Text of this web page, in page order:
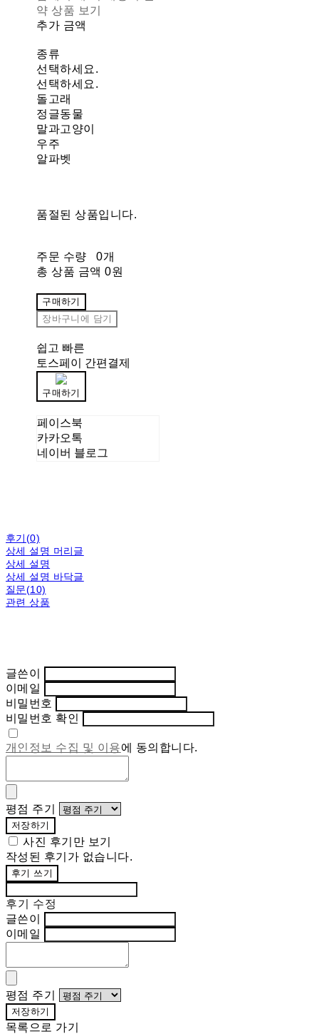
약 상품 보기
추가 금액
종류
선택하세요.
선택하세요.
돌고래
정글동물
말과고양이
우주
알파벳
품절된 상품입니다.
주문 수량
0개
총 상품 금액 0원
구매하기
장바구니에 담기
쉽고 빠른
토스페이 간편결제
구매하기
페이스북
카카오톡
네이버 블로그
후기(0)
상세 설명 머리글
상세 설명
상세 설명 바닥글
질문(10)
관련 상품
글쓴이
이메일
비밀번호
비밀번호 확인
개인정보 수집 및 이용에 동의합니다.
평점 주기
저장하기
사진 후기만 보기
작성된 후기가 없습니다.
후기 쓰기
후기 수정
글쓴이
이메일
평점 주기
저장하기
목록으로 가기